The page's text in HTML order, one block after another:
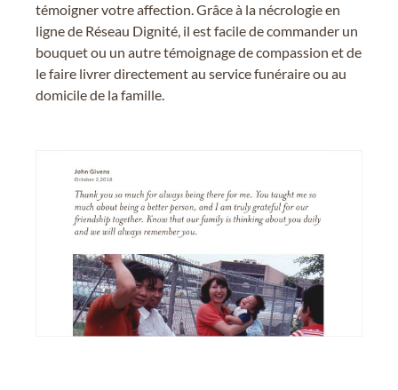
témoigner votre affection. Grâce à la nécrologie en
ligne de Réseau Dignité, il est facile de commander un
bouquet ou un autre témoignage de compassion et de
le faire livrer directement au service funéraire ou au
domicile de la famille.